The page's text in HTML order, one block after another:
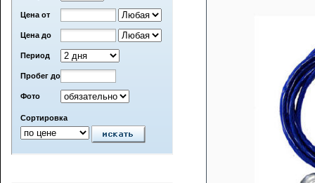
Цена от
Цена до
Период
Пробег до
Фото
Сортировка